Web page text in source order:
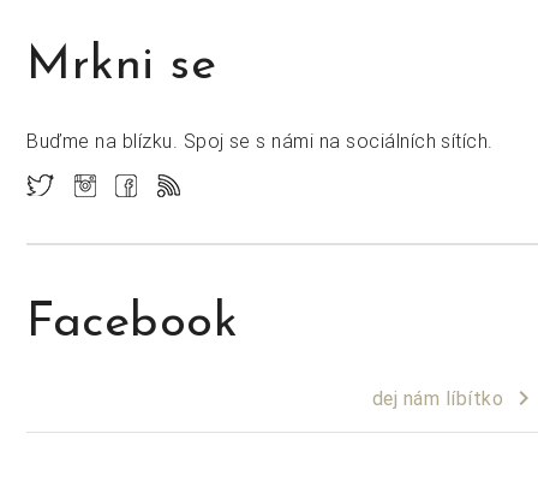
Mrkni se
Buďme na blízku. Spoj se s námi na sociálních sítích.
Facebook
dej nám líbítko keyboard_arrow_right